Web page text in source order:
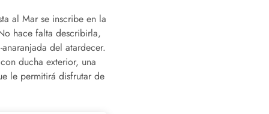
al Mar se inscribe en la
hace falta describirla,
del atardecer.
ducha exterior, una
le permitirá disfrutar de